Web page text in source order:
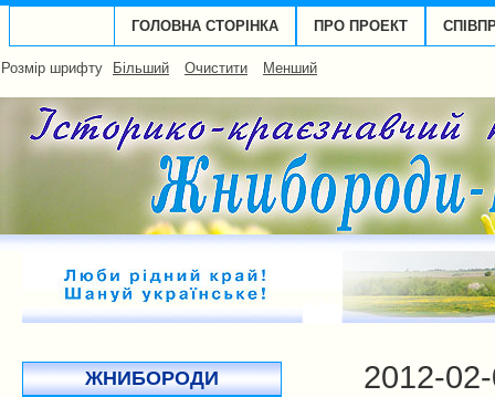
ГОЛОВНА СТОРІНКА ПРО ПРОЕКТ
Розмір шрифту Більший Очистити Менший
ЖНИБОРОДИ 2012-02-